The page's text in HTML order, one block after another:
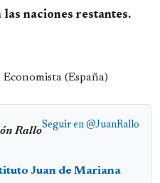
naciones restantes.
(España)
Seguir en @JuanRallo
Rallo
Juan de Mariana